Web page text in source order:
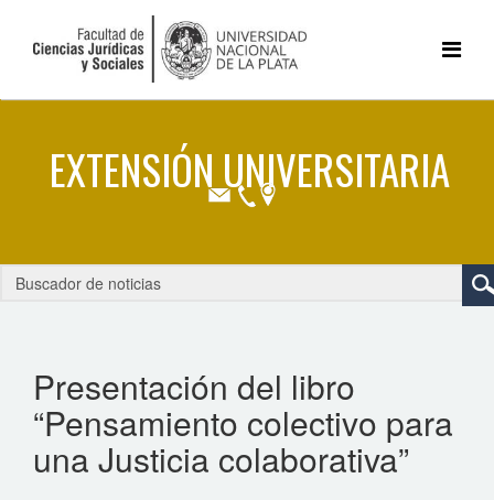
Presentación del libro
“Pensamiento colectivo para
una Justicia colaborativa”